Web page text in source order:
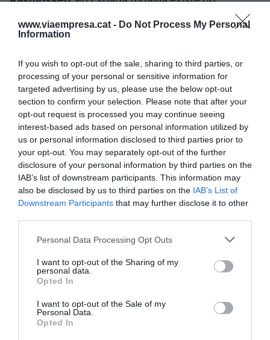
www.viaempresa.cat - Do Not Process My Personal
Information
If you wish to opt-out of the sale, sharing to third parties, or
processing of your personal or sensitive information for
targeted advertising by us, please use the below opt-out
section to confirm your selection. Please note that after your
opt-out request is processed you may continue seeing
interest-based ads based on personal information utilized by
us or personal information disclosed to third parties prior to
your opt-out. You may separately opt-out of the further
disclosure of your personal information by third parties on the
IAB’s list of downstream participants. This information may
also be disclosed by us to third parties on the IAB’s List of
Downstream Participants that may further disclose it to other
Personal Data Processing Opt Outs
I want to opt-out of the Sharing of my
personal data.
Opted In
I want to opt-out of the Sale of my
Personal Data.
Opted In
“enorme potencial” para desplegar el vehículo
eléctrico. “Creemos que la falta de disponibilidad
sostenible y sano. Por eso nuestro objetivo es
digitalizar por completo el ecosistema de los
vehículos eléctricos para hacer frente a los retos
inmediatos del sector”, ha añadido Rasmussen.
Monta aspira a convertirse en “líder del mercado”
en 2025.
La plataforma permite simplificar y agilizar el
despliegue, uso y gestión de la infraestructura de
carga, o los conductores particulares. Rasmussen
explica que ante los “obstáculos” para encontrar
estaciones de recarga que tienen todavía muchos
problema a largo plazo” reuniendo a los diversos
actores en una sola plataforma.